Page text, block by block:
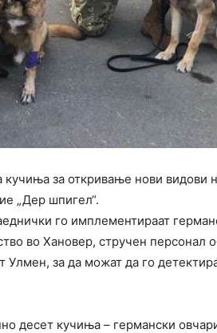
за откривање нови видови
„Дер шпигел“.
го имплементираат
во Хановер, стручен персонал
Улмен, за да можат да го
десет кучиња – германски